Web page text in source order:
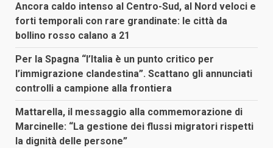
Ancora caldo intenso al Centro-Sud, al Nord veloci e
forti temporali con rare grandinate: le città da
bollino rosso calano a 21
Per la Spagna “l’Italia è un punto critico per
l’immigrazione clandestina”. Scattano gli annunciati
controlli a campione alla frontiera
Mattarella, il messaggio alla commemorazione di
Marcinelle: “La gestione dei flussi migratori rispetti
la dignità delle persone”